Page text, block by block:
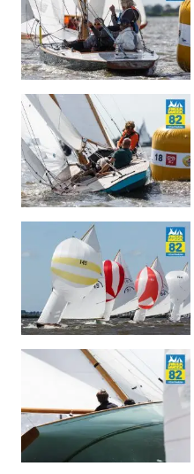
Festivalkws-sneek.nl